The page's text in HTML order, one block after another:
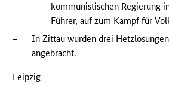
kommunistischen Regierung
Führer, auf zum Kampf für
–
In Zittau wurden drei
angebracht.
Leipzig